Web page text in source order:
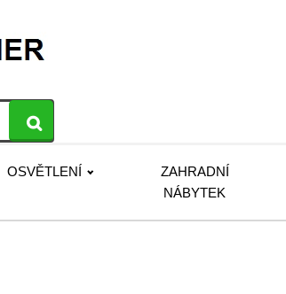
OSVĚTLENÍ
ZAHRADNÍ
NÁBYTEK